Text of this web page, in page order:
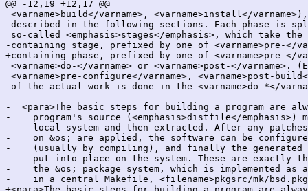
@@ -12,19 +12,17 @@
<varname>build</varname>, <varname>install</
described in the following sections. Each phase is
so-called <emphasis>stages</emphasis>, which take the
-containing stage, prefixed by one of <varname>pre-</
+containing phase, prefixed by one of <varname>pre-</
<varname>do-</varname> or <varname>post-</varname>.
<varname>pre-configure</varname>, <varname>post-
of the actual work is done in the <varname>do-*</
-  <para>The basic steps for building a program are
-    program's source (<emphasis>distfile</emphasis>)
-    local system and then extracted. After any
-    on &os; are applied, the software can be
-    (usually by compiling), and finally the generated
-    put into place on the system. These are exactly
-    the &os; package system, which is implemented
-    in a central Makefile, <filename>pkgsrc/mk/